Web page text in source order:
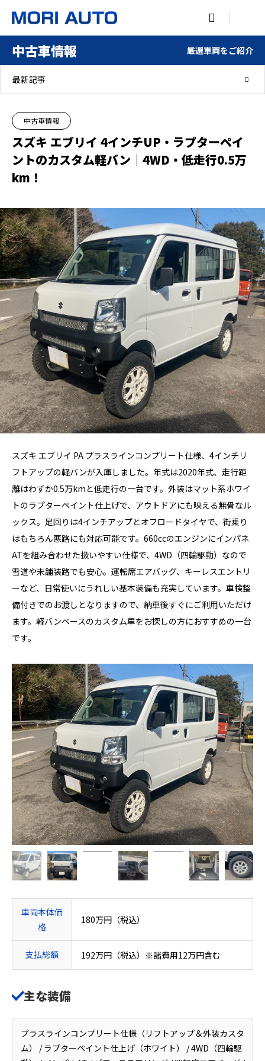

中古車情報 厳選車両をご紹介
最新記事
中古車情報
スズキ エブリイ 4インチUP・ラプターペイ
ントのカスタム軽バン｜4WD・低走行0.5万
km！
スズキ エブリイ PA プラスラインコンプリート仕様、4インチリ
フトアップの軽バンが入庫しました。年式は2020年式、走行距
離はわずか0.5万kmと低走行の一台です。外装はマット系ホワイ
トのラプターペイント仕上げで、アウトドアにも映える無骨なル
ックス。足回りは4インチアップとオフロードタイヤで、街乗り
はもちろん悪路にも対応可能です。660ccのエンジンにインパネ
ATを組み合わせた扱いやすい仕様で、4WD（四輪駆動）なので
雪道や未舗装路でも安心。運転席エアバッグ、キーレスエントリ
ーなど、日常使いにうれしい基本装備も充実しています。車検整
備付きでのお渡しとなりますので、納車後すぐにご利用いただけ
ます。軽バンベースのカスタム車をお探しの方におすすめの一台
です。
車両本体価
格
180万円（税込）
支払総額 192万円（税込）※諸費用12万円含む
主な装備
プラスラインコンプリート仕様（リフトアップ＆外装カスタ
ム） / ラプターペイント仕上げ（ホワイト） / 4WD（四輪駆